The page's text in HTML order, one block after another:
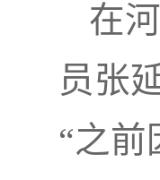
在
员张
“之